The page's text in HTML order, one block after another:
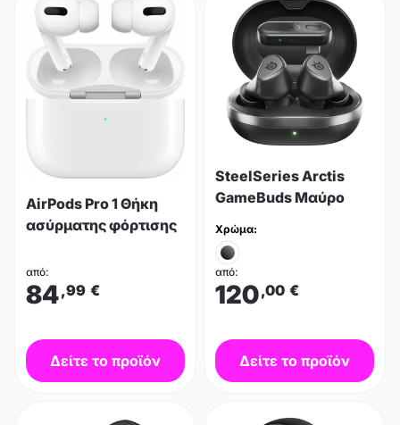
AirPods Pro 1 Θήκη
ασύρματης φόρτισης
από:
84,99 €
Δείτε το προϊόν
SteelSeries Arctis
GameBuds Μαύρο
Χρώμα:
από:
120,00 €
Δείτε το προϊόν